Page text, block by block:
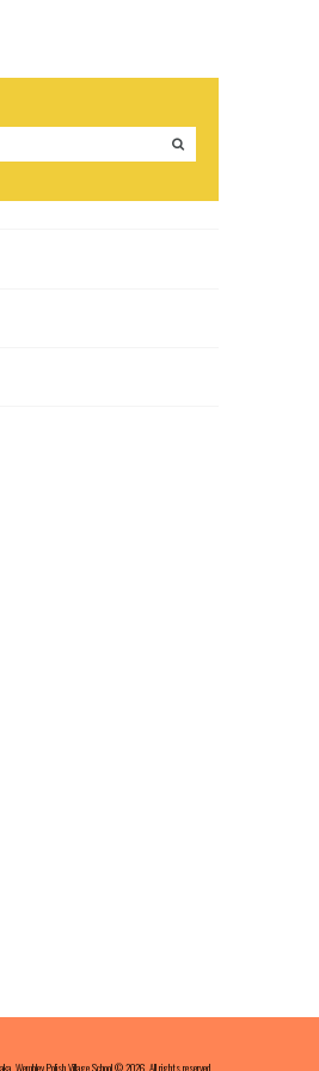
Wembley Polish Village School © 2026. All rights reserved.